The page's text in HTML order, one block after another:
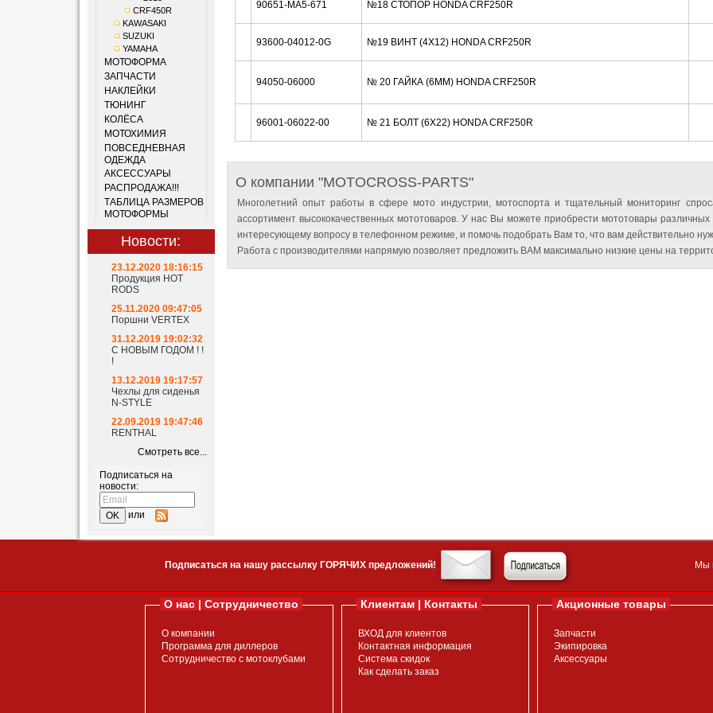
CRF450R
KAWASAKI
SUZUKI
YAMAHA
МОТОФОРМА
ЗАПЧАСТИ
НАКЛЕЙКИ
ТЮНИНГ
КОЛЁСА
МОТОХИМИЯ
ПОВСЕДНЕВНАЯ
ОДЕЖДА
АКСЕССУАРЫ
РАСПРОДАЖА!!!
ТАБЛИЦА РАЗМЕРОВ
МОТОФОРМЫ
Новости:
23.12.2020 18:16:15
Продукция HOT
RODS
25.11.2020 09:47:05
Поршни VERTEX
31.12.2019 19:02:32
С НОВЫМ ГОДОМ ! !
!
13.12.2019 19:17:57
Чехлы для сиденья
N-STYLE
22.09.2019 19:47:46
RENTHAL
Смотреть все...
Подписаться на
новости:
или
90651-MA5-671 №18 СТОПОР HONDA CRF250R
93600-04012-0G №19 ВИНТ (4X12) HONDA CRF250R
94050-06000 № 20 ГАЙКА (6MM) HONDA CRF250R
96001-06022-00 № 21 БОЛТ (6X22) HONDA CRF250R
О компании "MOTOCROSS-PARTS"
Многолетний опыт работы в сфере мото индустрии, мотоспорта и тщательный мониторинг
ассортимент высококачественных мототоваров. У нас Вы можете приобрести мототовары
интересующему вопросу в телефонном режиме, и помочь подобрать Вам то, что вам действительно
Работа с производителями напрямую позволяет предложить ВАМ максимально низкие цены на
Подписаться на нашу рассылку ГОРЯЧИХ предложений! Мы
О нас | Сотрудничество
О компании
Программа для диллеров
Сотрудничество с мотоклубами
Клиентам | Контакты
ВХОД для клиентов
Контактная информация
Система скидок
Как сделать заказ
Акционные товары
Запчасти
Экипировка
Аксессуары